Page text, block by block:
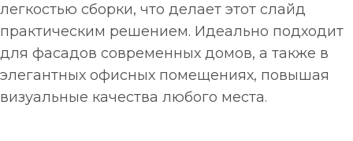
легкостью сборки, что делает этот слайд
практическим решением. Идеально подходит
для фасадов современных домов, а также в
элегантных офисных помещениях, повышая
визуальные качества любого места.